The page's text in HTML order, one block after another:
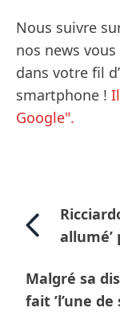
Nous suivre
nos news
dans votre fil
smartphone !
Google".
allumé’
Malgré sa
fait ’l’une